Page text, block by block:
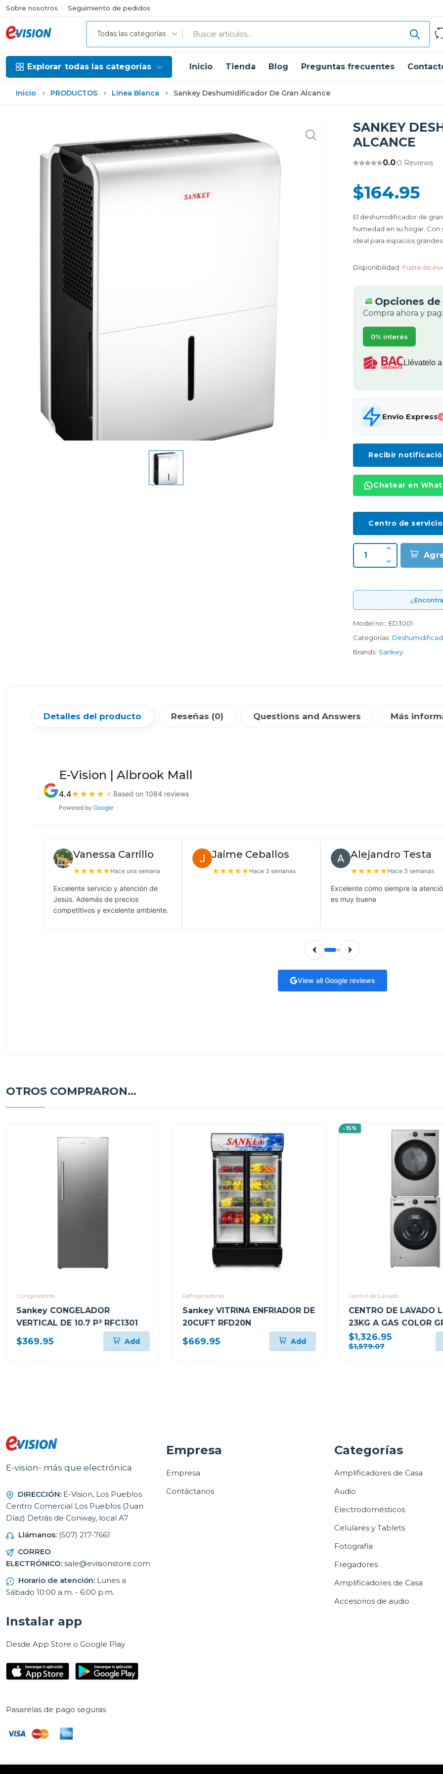
Sobre nosotros Seguimiento de pedidos
Todas las categorías
Explorar todas las categorías Inicio Tienda Blog Preguntas frecuentes
Inicio PRODUCTOS Línea Blanca Sankey Deshumidificador De Gran Alcance
SANKEY
ALCANCE
0.0|0 Reviews
$164.95
El deshumidificador de
humedad en su hogar.
ideal para espacios
Disponibilidad: Fuera de
Opciones
Compra ahora y
0% interés
Llévatelo
Envío Express
Recibir
Chatear en
Centro de servicio
Model no.: ED3001
Categorías:
Brands: Sankey
Detalles del producto Reseñas (0) Questions and Answers Más
E-Vision | Albrook Mall
4.4★ ★ ★ ★ ★ Based on 1084 reviews
Powered by Google
Vanessa Carrillo
★★★★★ Hace una semana
Excelente servicio y atención de
Jesús. Además de precios
competitivos y excelente ambiente.
Jaime Ceballos
★★★★★ Hace 3 semanas
Alejandro Testa
★★★★★ Hace 3 semanas
Excelente como siempre la
es muy buena
View all Google reviews
OTROS COMPRARON...
Congeladores
Sankey CONGELADOR
VERTICAL DE 10.7 P³ RFC1301
$369.95 Add
Refrigeradoras
Sankey VITRINA ENFRIADOR DE
20CUFT RFD20N
$669.95 Add
-15%
Centro de Lavado
CENTRO DE LAVADO
23KG A GAS COLOR
WM23VFXS6/
$1,326.95
$1,579.07
E-vision- más que electrónica
DIRECCIÓN: E-Vision, Los Pueblos
Centro Comercial Los Pueblos (Juan
Díaz) Detrás de Conway, local A7
Llámanos: (507) 217-7661
CORREO
ELECTRÓNICO: sale@evisionstore.com
Horario de atención: Lunes a
Sábado 10:00 a.m. - 6:00 p.m.
Empresa
Empresa
Contáctanos
Categorías
Amplificadores de Casa
Audio
Electrodomésticos
Celulares y Tablets
Fotografía
Fregadores
Amplificadores de Casa
Accesorios de audio
Instalar app
Desde App Store o Google Play
Pasarelas de pago seguras